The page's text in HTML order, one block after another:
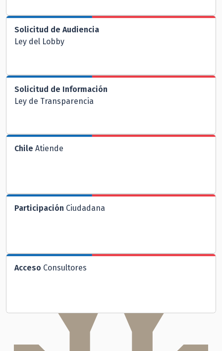
Solicitud de Audiencia
Ley del Lobby
Solicitud de Información
Ley de Transparencia
Chile Atiende
Participación Ciudadana
Acceso Consultores